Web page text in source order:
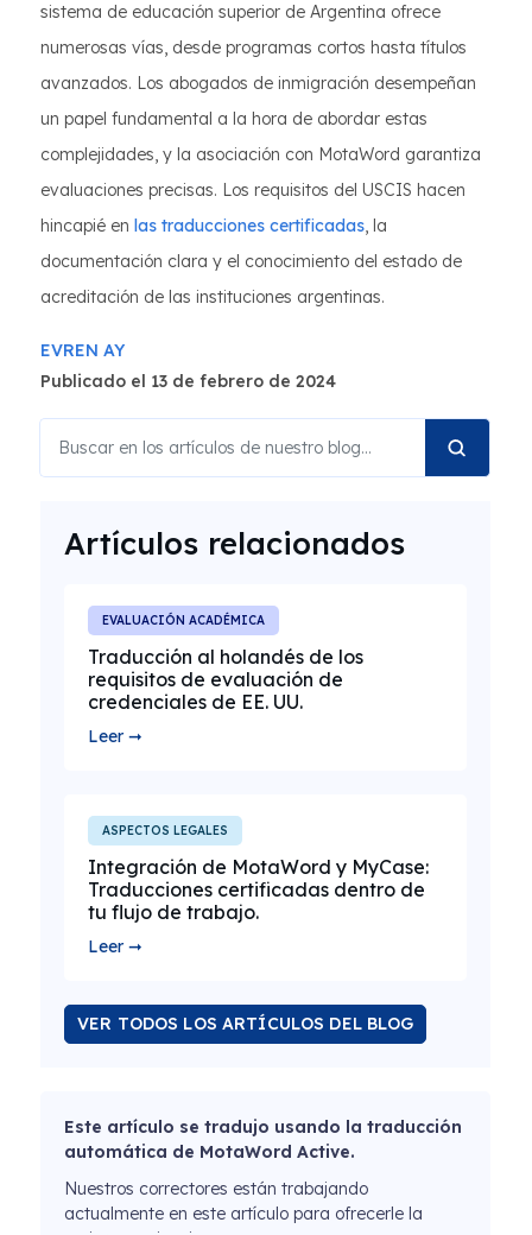
sistema de educación superior de Argentina ofrece
numerosas vías, desde programas cortos hasta títulos
avanzados. Los abogados de inmigración desempeñan
un papel fundamental a la hora de abordar estas
complejidades, y la asociación con MotaWord garantiza
evaluaciones precisas. Los requisitos del USCIS hacen
hincapié en las traducciones certificadas, la
documentación clara y el conocimiento del estado de
acreditación de las instituciones argentinas.
EVREN AY
Publicado el 13 de febrero de 2024
Artículos relacionados
EVALUACIÓN ACADÉMICA
Traducción al holandés de los
requisitos de evaluación de
credenciales de EE. UU.
Leer ➞
ASPECTOS LEGALES
Integración de MotaWord y MyCase:
Traducciones certificadas dentro de
tu flujo de trabajo.
Leer ➞
VER TODOS LOS ARTÍCULOS DEL BLOG
Este artículo se tradujo usando la traducción
automática de MotaWord Active.
Nuestros correctores están trabajando
actualmente en este artículo para ofrecerle la